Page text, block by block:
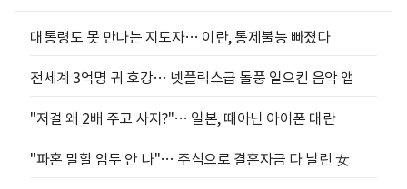
대통령도 못 만나는 지도자… 이란, 통제불능 빠졌다
전세계 3억명 귀 호강… 넷플릭스급 돌풍 일으킨 음악 앱
"저걸 왜 2배 주고 사지?"… 일본, 때아닌 아이폰 대란
"파혼 말할 엄두 안 나"… 주식으로 결혼자금 다 날린 女